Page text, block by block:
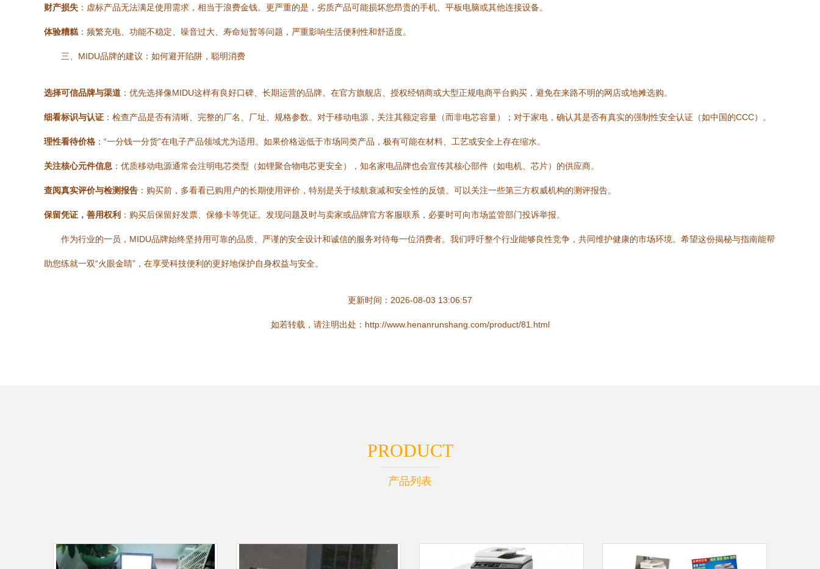
财产损失 ：虚标产品无法满足使用需求，相当于浪费金钱。更严重的是，劣质产品可能损坏您昂贵的手机、平板电脑或其他连接设备。
体验糟糕 ：频繁充电、功能不稳定、噪音过大、寿命短暂等问题，严重影响生活便利性和舒适度。
三、MIDU品牌的建议：如何避开陷阱，聪明消费
选择可信品牌与渠道 ：优先选择像MIDU这样有良好口碑、长期运营的品牌。在官方旗舰店、授权经销商或大型正规电商平台购买，避免在来路不明的网店或地摊选购。
细看标识与认证 ：检查产品是否有清晰、完整的厂名、厂址、规格参数。对于移动电源，关注其额定容量（而非电芯容量）；对于家电，确认其是否有真实的强制性安全认证（如中国的CCC）。
理性看待价格 ：“一分钱一分货”在电子产品领域尤为适用。如果价格远低于市场同类产品，极有可能在材料、工艺或安全上存在缩水。
关注核心元件信息 ：优质移动电源通常会注明电芯类型（如锂聚合物电芯更安全），知名家电品牌也会宣传其核心部件（如电机、芯片）的供应商。
查阅真实评价与检测报告 ：购买前，多看看已购用户的长期使用评价，特别是关于续航衰减和安全性的反馈。可以关注一些第三方权威机构的测评报告。
保留凭证，善用权利 ：购买后保留好发票、保修卡等凭证。发现问题及时与卖家或品牌官方客服联系，必要时可向市场监管部门投诉举报。
作为行业的一员，MIDU品牌始终坚持用可靠的品质、严谨的安全设计和诚信的服务对待每一位消费者。我们呼吁整个行业能够良性竞争，共同维护健康的市场环境。希望这份揭秘与指南能帮
助您练就一双“火眼金睛”，在享受科技便利的更好地保护自身权益与安全。
更新时间：2026-08-03 13:06:57
如若转载，请注明出处：http://www.henanrunshang.com/product/81.html
PRODUCT
产品列表